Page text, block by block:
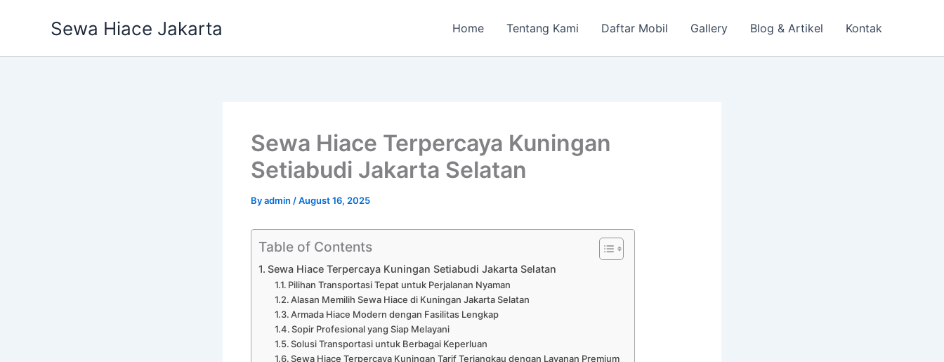
Sewa Hiace Jakarta Home Tentang Kami Daftar Mobil Gallery Blog & Artikel Kontak
Sewa Hiace Terpercaya Kuningan
Setiabudi Jakarta Selatan
Byadmin /August 16, 2025
Table of Contents
Sewa Hiace Terpercaya Kuningan Setiabudi Jakarta Selatan
Pilihan Transportasi Tepat untuk Perjalanan Nyaman
Alasan Memilih Sewa Hiace di Kuningan Jakarta Selatan
Armada Hiace Modern dengan Fasilitas Lengkap
Sopir Profesional yang Siap Melayani
Solusi Transportasi untuk Berbagai Keperluan
Sewa Hiace Terpercaya Kuningan Tarif Terjangkau dengan Layanan Premium